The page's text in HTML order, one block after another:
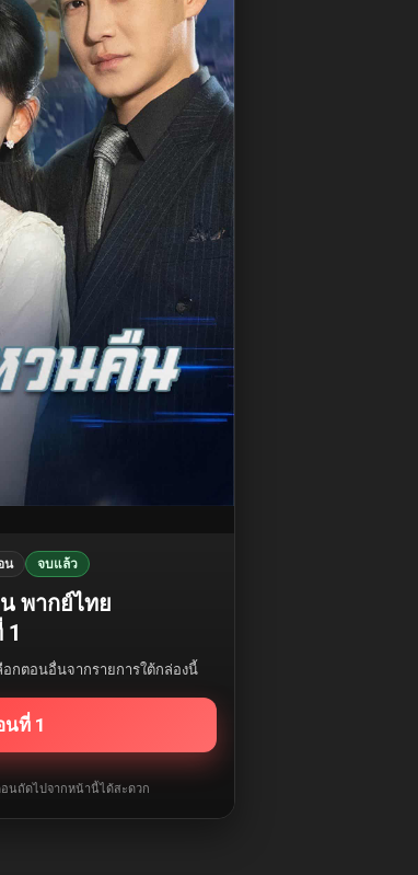
น จบแล้ว
พากย์ไทย
1
อกตอนอื่นจากรายการใต้กล่องนี้
ที่ 1
อนถัดไปจากหน้านี้ได้สะดวก